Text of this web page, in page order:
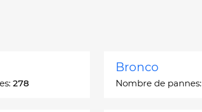
278
Bronco
Nombre de pannes: